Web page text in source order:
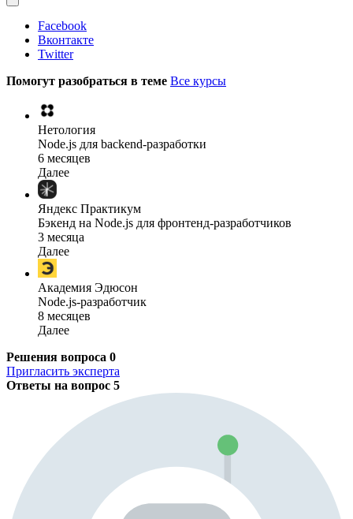
Facebook
Вконтакте
Twitter
Помогут разобраться в теме Все курсы
Нетология
Node.js для backend-разработки
6 месяцев
Далее
Яндекс Практикум
Бэкенд на Node.js для фронтенд-разработчиков
3 месяца
Далее
Академия Эдюсон
Node.js-разработчик
8 месяцев
Далее
Решения вопроса 0
Пригласить эксперта
Ответы на вопрос 5